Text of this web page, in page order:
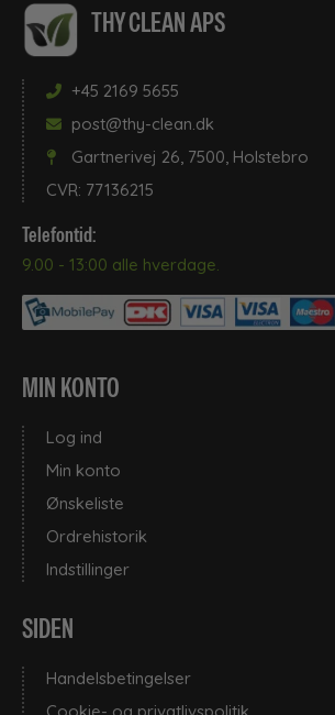
THY CLEAN APS
+45 2169 5655
post@thy-clean.dk
Gartnerivej 26, 7500, Holstebro
CVR: 77136215
Telefontid:
9.00 - 13:00 alle hverdage.
MIN KONTO
Log ind
Min konto
Ønskeliste
Ordrehistorik
Indstillinger
SIDEN
Handelsbetingelser
Cookie- og privatlivspolitik